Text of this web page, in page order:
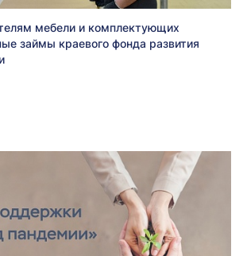
мебели и комплектующих
займы краевого фонда развития